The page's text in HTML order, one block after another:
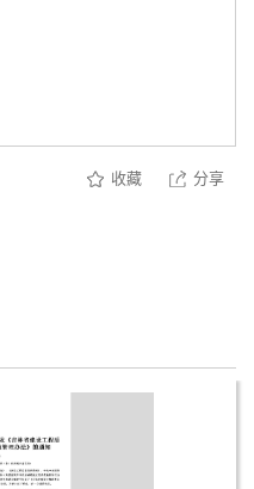
收藏 分享